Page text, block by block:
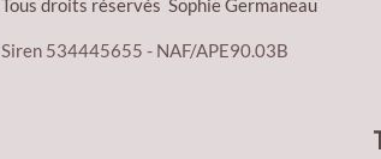
Tous droits réservés Sophie Germaneau
Siren 534445655 - NAF/APE90.03B